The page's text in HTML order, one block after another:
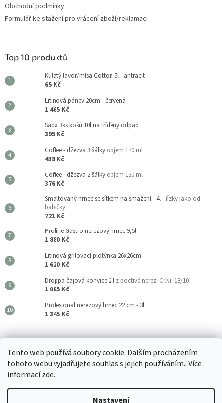
Tento web používá soubory cookie. Dalším procházením
tohoto webu vyjadřujete souhlas s jejich používáním.. Více
informacízde.
Nastavení
Obchodní podmínky
Formulář ke stažení pro vrácení zboží/reklamaci
Top 10 produktů
Kulatý lavor/mísa Cotton 5l - antracit
65 Kč
Litinová pánev 20cm - červená
1 465 Kč
Sada 3ks košů 10l na tříděný odpad
395 Kč
Coffee - džezva 3 šálky objem 170 ml
438 Kč
Coffee - džezva 2 šálky objem 130 ml
376 Kč
Smaltovaný hrnec se sítkem na smažení - 4l- řízky jako od
babičky
721 Kč
Proline Gastro nerezový hrnec 9,5l
1 880 Kč
Litinová grilovací plotýnka 26x26cm
1 620 Kč
Droppa čajová konvice 2 l z poctivé nerezi Cr.Ni. 18/10
1 085 Kč
Profesional nerezový hrnec 22 cm - 3l
1 345 Kč